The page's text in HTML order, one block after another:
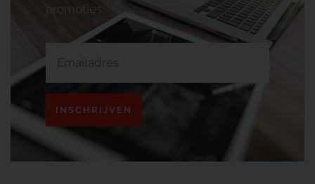
promoties.
INSCHRIJVEN